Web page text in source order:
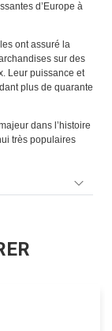
d’Europe à
ont assuré la
sur des
Leur puissance et
plus de quarante
dans l’histoire
très populaires